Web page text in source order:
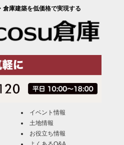
倉庫建築を低価格で実現する
イベント情報
土地情報
お役立ち情報